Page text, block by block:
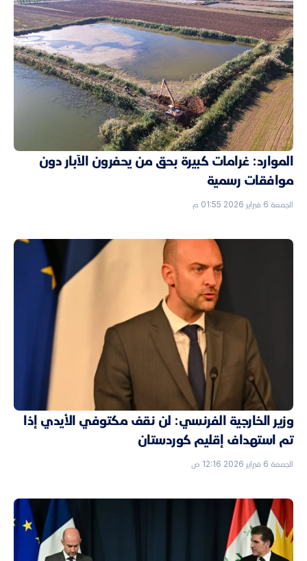
الموارد: غرامات كبيرة بحق من يحفرون الآبار دون
موافقات رسمية
الجمعة 6 فبراير 2026 01:55 م
وزير الخارجية الفرنسي: لن نقف مكتوفي الأيدي إذا
تم استهداف إقليم كوردستان
الجمعة 6 فبراير 2026 12:16 ص